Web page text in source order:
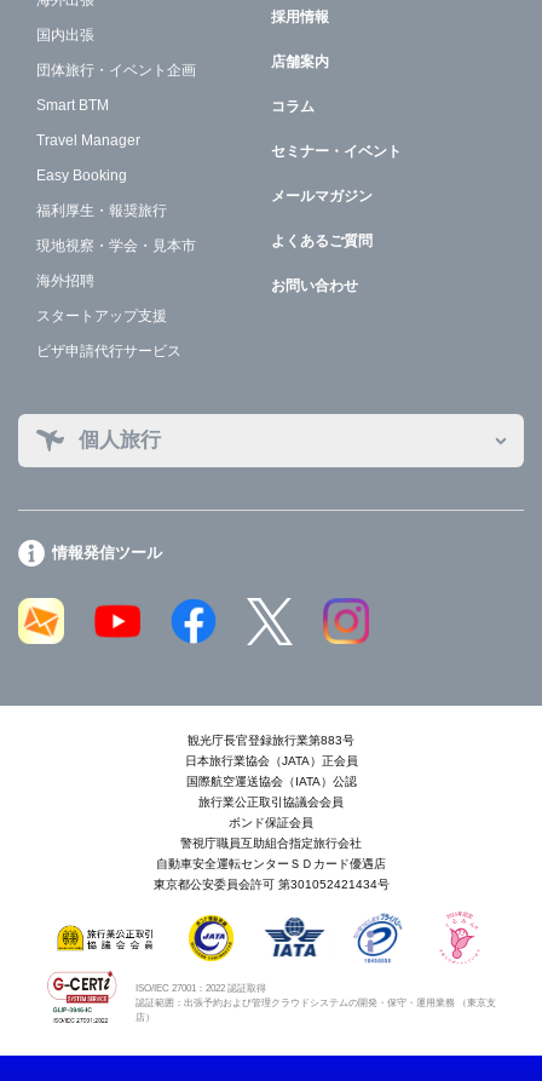
国内出張
団体旅行・イベント企画
Smart BTM
Travel Manager
Easy Booking
福利厚生・報奨旅行
現地視察・学会・見本市
海外招聘
スタートアップ支援
ビザ申請代行サービス
採用情報
店舗案内
コラム
セミナー・イベント
メールマガジン
よくあるご質問
お問い合わせ
個人旅行
情報発信ツール
観光庁長官登録旅行業第883号
日本旅行業協会（JATA）正会員
国際航空運送協会（IATA）公認
旅行業公正取引協議会会員
ボンド保証会員
警視庁職員互助組合指定旅行会社
自動車安全運転センターＳＤカード優遇店
東京都公安委員会許可 第301052421434号
ISO/IEC 27001：2022 認証取得
認証範囲：出張予約および管理クラウドシステムの開発・保守・運用業務 （東京支
店）